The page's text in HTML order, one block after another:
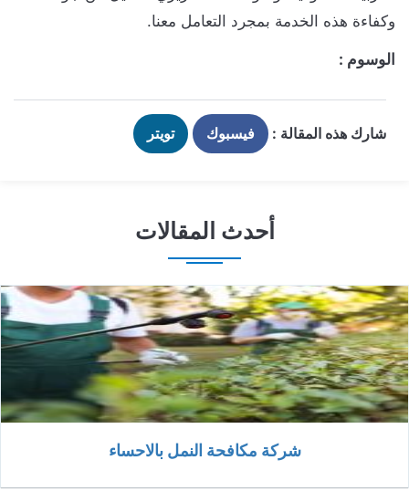
وكفاءة هذه الخدمة بمجرد التعامل معنا.
الوسوم :
شارك هذه المقالة : فيسبوك تويتر
أحدث المقالات
شركة مكافحة النمل بالاحساء